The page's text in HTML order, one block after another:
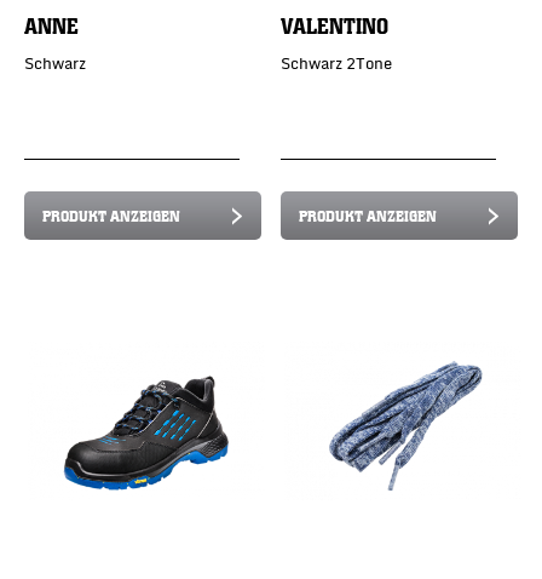
ANNE
Schwarz
PRODUKT ANZEIGEN
VALENTINO
Schwarz 2Tone
PRODUKT ANZEIGEN